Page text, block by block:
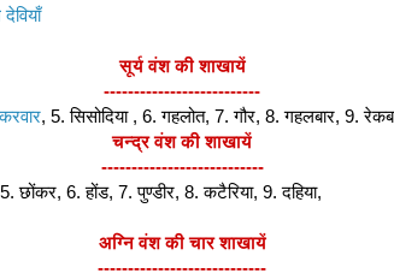
सूर्य वंश की शाखायें
--------------------------
, 5. सिसोदिया , 6. गहलोत, 7. गौर, 8. गहलबार, 9.
चन्द्र वंश की शाखायें
---------------------------
छोंकर, 6. होंड, 7. पुण्डीर, 8. कटैरिया, 9. दहिया,
अग्नि वंश की चार शाखायें
----------------------------